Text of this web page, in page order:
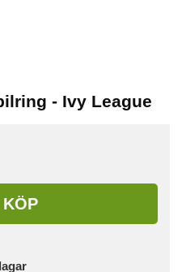
- Ivy League
KÖP